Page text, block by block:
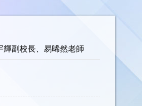
輝副校長、易晞然老師